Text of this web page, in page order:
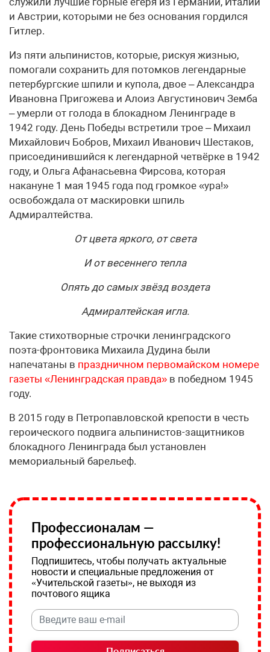
и Австрии, которыми не без основания гордился
Гитлер.
Из пяти альпинистов, которые, рискуя жизнью,
помогали сохранить для потомков легендарные
петербургские шпили и купола, двое – Александра
Ивановна Пригожева и Алоиз Августинович Земба
– умерли от голода в блокадном Ленинграде в
1942 году. День Победы встретили трое – Михаил
Михайлович Бобров, Михаил Иванович Шестаков,
присоединившийся к легендарной четвёрке в 1942
году, и Ольга Афанасьевна Фирсова, которая
накануне 1 мая 1945 года под громкое «ура!»
освобождала от маскировки шпиль
Адмиралтейства.
От цвета яркого, от света
И от весеннего тепла
Опять до самых звёзд воздета
Адмиралтейская игла.
Такие стихотворные строчки ленинградского
поэта-фронтовика Михаила Дудина были
напечатаны в праздничном первомайском номере
газеты «Ленинградская правда» в победном 1945
году.
В 2015 году в Петропавловской крепости в честь
героического подвига альпинистов-защитников
блокадного Ленинграда был установлен
мемориальный барельеф.
Профессионалам —
профессиональную рассылку!
Подпишитесь, чтобы получать актуальные
новости и специальные предложения от
«Учительской газеты», не выходя из
почтового ящика